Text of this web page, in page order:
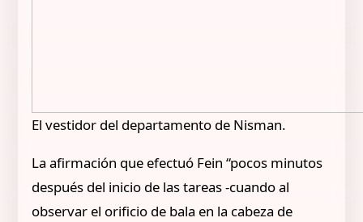
El vestidor del departamento de Nisman.
La afirmación que efectuó Fein “pocos minutos
después del inicio de las tareas -cuando al
observar el orificio de bala en la cabeza de